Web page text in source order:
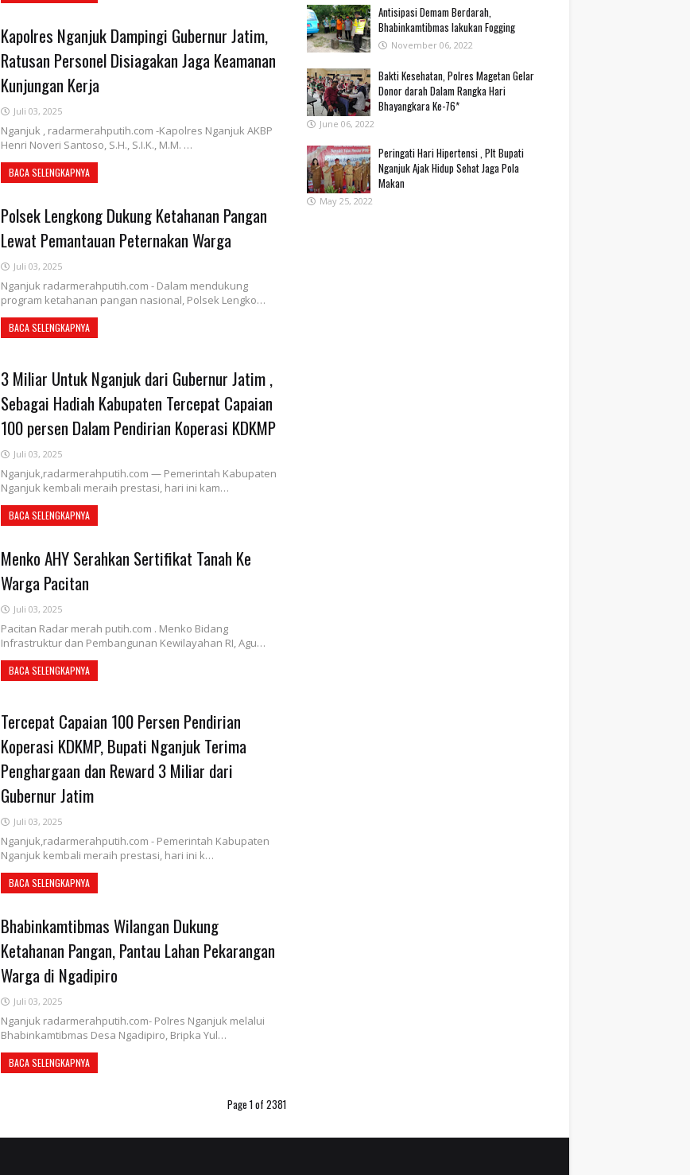
Kapolres Nganjuk Dampingi Gubernur Jatim,
Ratusan Personel Disiagakan Jaga Keamanan
Kunjungan Kerja
Juli 03, 2025
Nganjuk , radarmerahputih.com -Kapolres Nganjuk AKBP
Henri Noveri Santoso, S.H., S.I.K., M.M. …
BACA SELENGKAPNYA
Polsek Lengkong Dukung Ketahanan Pangan
Lewat Pemantauan Peternakan Warga
Juli 03, 2025
Nganjuk radarmerahputih.com - Dalam mendukung
program ketahanan pangan nasional, Polsek Lengko…
BACA SELENGKAPNYA
3 Miliar Untuk Nganjuk dari Gubernur Jatim ,
Sebagai Hadiah Kabupaten Tercepat Capaian
100 persen Dalam Pendirian Koperasi KDKMP
Juli 03, 2025
Nganjuk,radarmerahputih.com — Pemerintah Kabupaten
Nganjuk kembali meraih prestasi, hari ini kam…
BACA SELENGKAPNYA
Menko AHY Serahkan Sertifikat Tanah Ke
Warga Pacitan
Juli 03, 2025
Pacitan Radar merah putih.com . Menko Bidang
Infrastruktur dan Pembangunan Kewilayahan RI, Agu…
BACA SELENGKAPNYA
Tercepat Capaian 100 Persen Pendirian
Koperasi KDKMP, Bupati Nganjuk Terima
Penghargaan dan Reward 3 Miliar dari
Gubernur Jatim
Juli 03, 2025
Nganjuk,radarmerahputih.com - Pemerintah Kabupaten
Nganjuk kembali meraih prestasi, hari ini k…
BACA SELENGKAPNYA
Bhabinkamtibmas Wilangan Dukung
Ketahanan Pangan, Pantau Lahan Pekarangan
Warga di Ngadipiro
Juli 03, 2025
Nganjuk radarmerahputih.com- Polres Nganjuk melalui
Bhabinkamtibmas Desa Ngadipiro, Bripka Yul…
BACA SELENGKAPNYA
Page 1 of 2381
Antisipasi Demam Berdarah,
Bhabinkamtibmas lakukan Fogging
November 06, 2022
Bakti Kesehatan, Polres Magetan Gelar
Donor darah Dalam Rangka Hari
Bhayangkara Ke-76*
June 06, 2022
Peringati Hari Hipertensi , Plt Bupati
Nganjuk Ajak Hidup Sehat Jaga Pola
Makan
May 25, 2022